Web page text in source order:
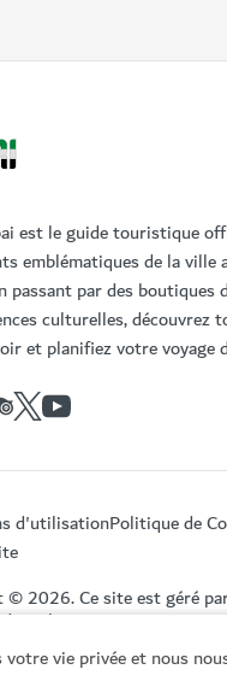
vie privée et nous
est le guide touristique
emblématiques de la ville
passant par des boutiques
culturelles, découvrez
et planifiez votre voyage
d'utilisationPolitique de
© 2026. Ce site est géré
Dubai.